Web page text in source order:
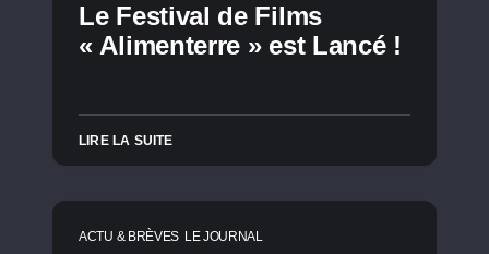
Le Festival de Films
« Alimenterre » est Lancé !
LIRE LA SUITE
ACTU & BRÈVES LE JOURNAL